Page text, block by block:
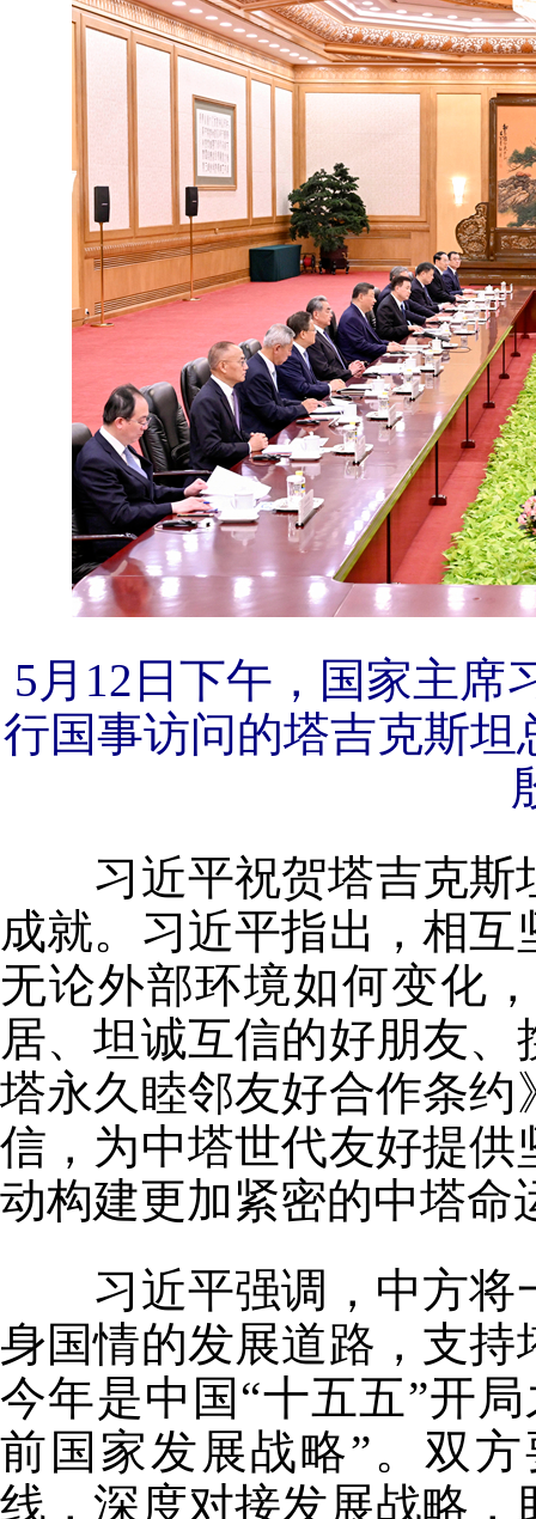
5月12日下午，国家主席
行国事访问的塔吉克斯
习近平祝贺塔吉克斯
成就。习近平指出，相
无论外部环境如何变化
居、坦诚互信的好朋友
塔永久睦邻友好合作条
信，为中塔世代友好提
动构建更加紧密的中塔命
习近平强调，中方将
身国情的发展道路，支
今年是中国“十五五”开
前国家发展战略”。双
线，深度对接发展战略